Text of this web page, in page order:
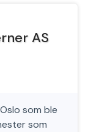
AS
som ble
som